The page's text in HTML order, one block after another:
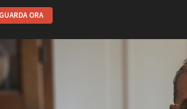
PRODUCTION
Società di
GUARDA ORA